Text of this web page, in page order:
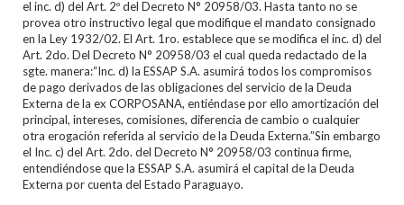
el inc. d) del Art. 2º del Decreto N° 20958/03. Hasta tanto no se
provea otro instructivo legal que modifique el mandato consignado
en la Ley 1932/02. El Art. 1ro. establece que se modifica el inc. d) del
Art. 2do. Del Decreto N° 20958/03 el cual queda redactado de la
sgte. manera:“Inc. d) la ESSAP S.A. asumirá todos los compromisos
de pago derivados de las obligaciones del servicio de la Deuda
Externa de la ex CORPOSANA, entiéndase por ello amortización del
principal, intereses, comisiones, diferencia de cambio o cualquier
otra erogación referida al servicio de la Deuda Externa.”Sin embargo
el Inc. c) del Art. 2do. del Decreto N° 20958/03 continua firme,
entendiéndose que la ESSAP S.A. asumirá el capital de la Deuda
Externa por cuenta del Estado Paraguayo.